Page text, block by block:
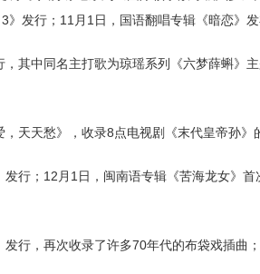
发行；11月1日，国语翻唱专辑《暗恋》发
其中同名主打歌为琼瑶系列《六梦薛蝌》
天天愁》，收录8点电视剧《末代皇帝孙》
行；12月1日，闽南语专辑《苦海龙女》
行，再次收录了许多70年代的布袋戏插曲